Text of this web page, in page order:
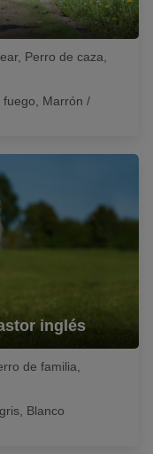
Perro de caza,
fuego, Marrón /
inglés
de familia,
Blanco